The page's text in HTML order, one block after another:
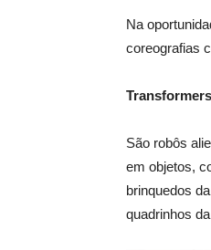
Na
coreografias
Transformers
São robôs
em objetos,
brinquedos
quadrinhos